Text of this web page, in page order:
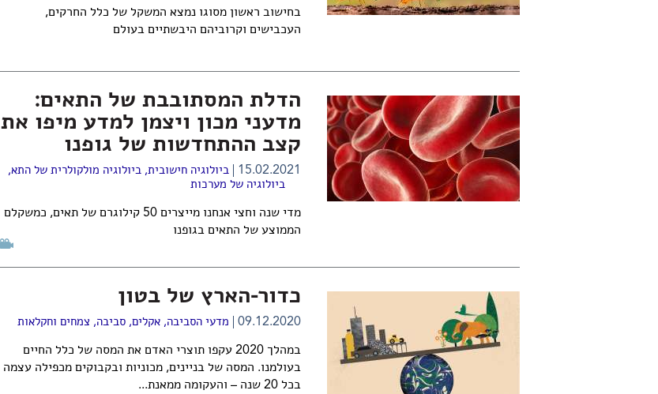
בחישוב ראשון מסוגו נמצא המשקל של כלל החרקים,
העכבישים וקרוביהם היבשתיים בעולם
הדלת המסתובבת של התאים:
מדעני מכון ויצמן למדע מיפו את
קצב ההתחדשות של גופנו
15.02.2021 ביולוגיה חישובית,ביולוגיה מולקולרית של התא,
ביולוגיה של מערכות
מדי שנה וחצי אנחנו מייצרים 50 קילוגרם של תאים, כמשקלם
הממוצע של התאים בגופנו
כדור-הארץ של בטון
09.12.2020 מדעי הסביבה,אקלים,סביבה,צמחים וחקלאות
במהלך 2020 עקפו תוצרי האדם את המסה של כלל החיים
בעולמנו. ​המסה של בניינים, מכוניות ובקבוקים מכפילה עצמה
בכל 20 שנה – והעקומה ממאנת...